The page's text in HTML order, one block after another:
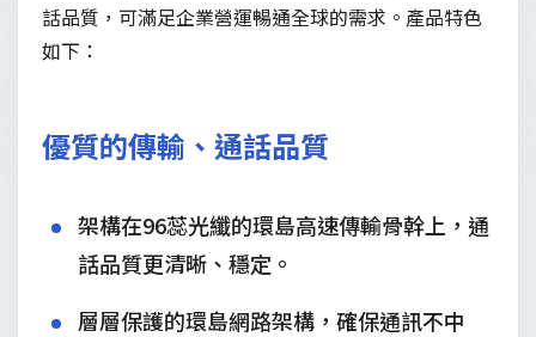
申辦辦法
話品質，可滿足企業營運暢通全球的需求。產品特色
如下：
優質的傳輸、通話品質
架構在96蕊光纖的環島高速傳輸骨幹上，通
話品質更清晰、穩定。
層層保護的環島網路架構，確保通訊不中